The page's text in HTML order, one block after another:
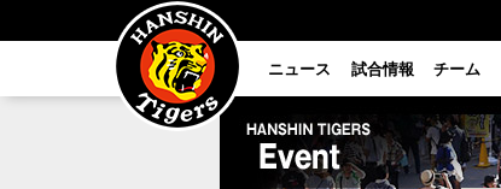
ニュース 試合情報 チーム